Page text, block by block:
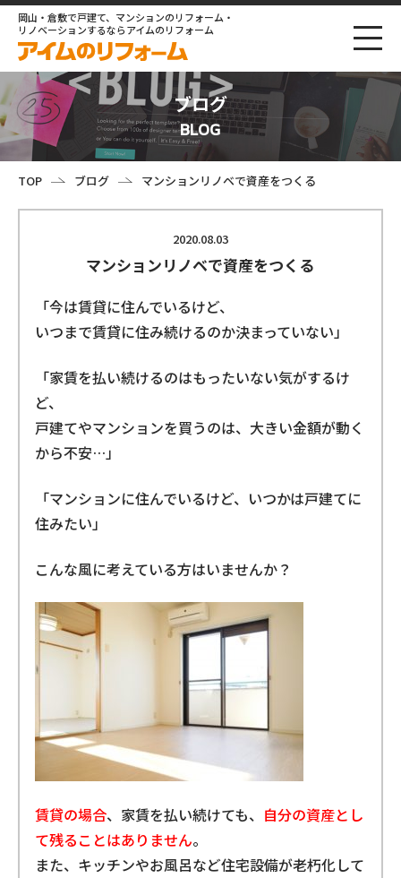
岡山・倉敷で戸建て、マンションのリフォーム・
リノベーションするならアイムのリフォーム
ブログ
BLOG
TOP ブログ マンションリノベで資産をつくる
2020.08.03
マンションリノベで資産をつくる
「今は賃貸に住んでいるけど、
いつまで賃貸に住み続けるのか決まっていない」
「家賃を払い続けるのはもったいない気がするけ
ど、
戸建てやマンションを買うのは、大きい金額が動く
から不安…」
「マンションに住んでいるけど、いつかは戸建てに
住みたい」
こんな風に考えている方はいませんか？
賃貸の場合、家賃を払い続けても、 自分の資産とし
て残ることはありません。
また、キッチンやお風呂など住宅設備が老朽化して